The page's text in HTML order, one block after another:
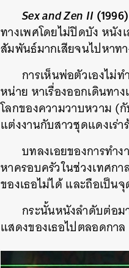
Sex and Zen II(1996)
ทางเพศโดยไม่ปิดบัง หนั
สัมพันธ์มากเสียจนไปหาทา
การเห็นพ่อตัวเองไม่
หน่าย หาเรื่องออกเดินทา
โลกของความวาบหวาม (
แต่งงานกับสาวชุดแดงเร่
บทลงเอยของการทำ
หาครอบครัวในช่วงเทศก
ของเธอไม่ได้ และถือเป็
กระนั้นหนังลำดับต่อม
แสดงของเธอไปตลอดกาล